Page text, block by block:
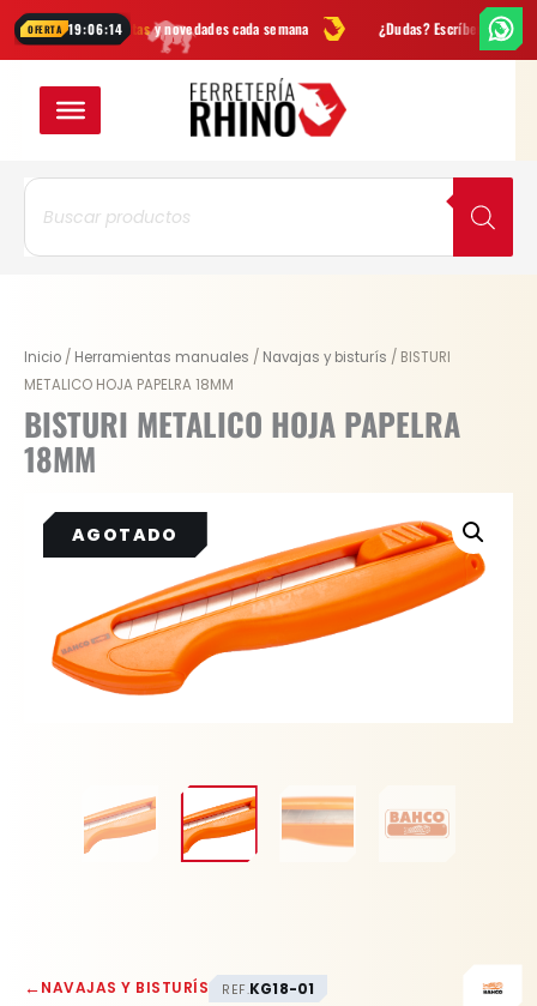
OFERTA 19:06:14
Ofertasy novedades cada semana ¿Dudas? Escríbenos porWhatsApp
contenido
Búsqueda
productos
Inicio / Herramientas manuales / Navajas y bisturís / BISTURI
METALICO HOJA PAPELRA 18MM
BISTURI METALICO HOJA PAPELRA
18MM
←NAVAJAS Y BISTURÍS REF.KG18-01